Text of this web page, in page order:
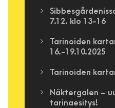
7.12. klo 13-16
Tarinoiden
16.-19.10.2025
Tarinoiden
Näktergalen –
tarinaesitys!